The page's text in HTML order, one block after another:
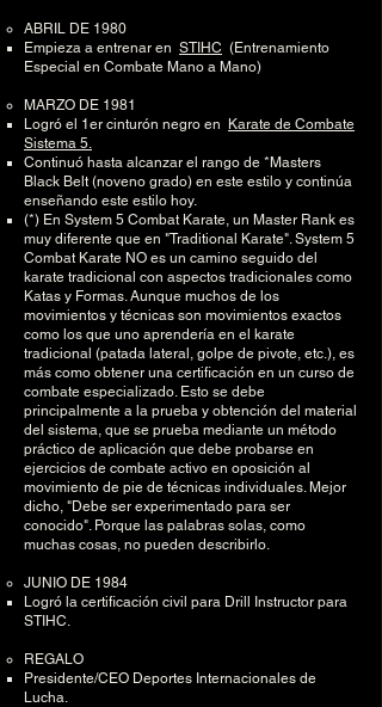
ABRIL DE 1980
Empieza a entrenar en STIHC (Entrenamiento
Especial en Combate Mano a Mano)
MARZO DE 1981
Logró el 1er cinturón negro en
Karate de Combate
Sistema 5.
Continuó hasta alcanzar el rango de *Masters
Black Belt (noveno grado) en este estilo y continúa
enseñando este estilo hoy.
(*) En System 5 Combat Karate, un Master Rank es
muy diferente que en "Traditional Karate". System 5
Combat Karate NO es un camino seguido del
karate tradicional con aspectos tradicionales como
Katas y Formas. Aunque muchos de los
movimientos y técnicas son movimientos exactos
como los que uno aprendería en el karate
tradicional (patada lateral, golpe de pivote, etc.), es
más como obtener una certificación en un curso de
combate especializado. Esto se debe
principalmente a la prueba y obtención del material
del sistema, que se prueba mediante un método
práctico de aplicación que debe probarse en
ejercicios de combate activo en oposición al
movimiento de pie de técnicas individuales. Mejor
dicho, "Debe ser experimentado para ser
conocido". Porque las palabras solas, como
muchas cosas, no pueden describirlo.
JUNIO DE 1984
Logró la certificación civil para Drill Instructor para
STIHC.
REGALO
Presidente/CEO Deportes Internacionales de
Lucha.